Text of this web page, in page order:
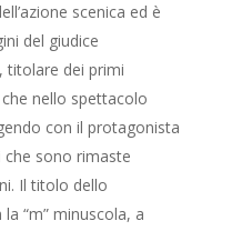
scenica ed è
del giudice
titolare dei primi
nello spettacolo
con il protagonista
che sono rimaste
Il titolo dello
“m” minuscola, a